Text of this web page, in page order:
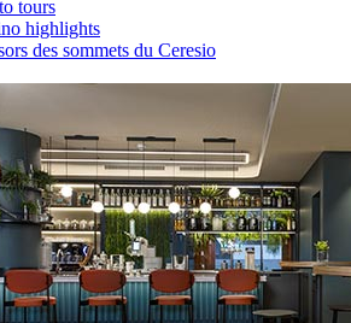
tours
highlights
des sommets du Ceresio